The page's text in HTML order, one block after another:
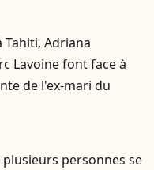
Tahiti, Adriana
Lavoine font face à
de l'ex-mari du
plusieurs personnes se